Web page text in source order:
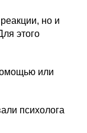
но и
этого
или
психолога